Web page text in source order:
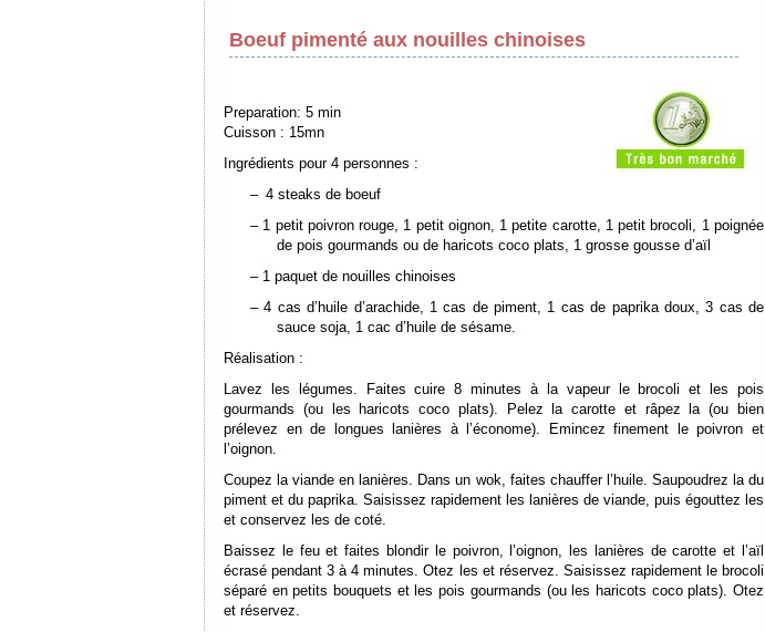
Boeuf pimenté aux nouilles chinoises
Preparation: 5 min
Cuisson : 15mn
Ingrédients pour 4 personnes :
– 4 steaks de boeuf
– 1 petit poivron rouge, 1 petit oignon, 1 petite carotte, 1 petit brocoli, 1 poignée
de pois gourmands ou de haricots coco plats, 1 grosse gousse d’aïl
– 1 paquet de nouilles chinoises
– 4 cas d’huile d’arachide, 1 cas de piment, 1 cas de paprika doux, 3 cas de
sauce soja, 1 cac d’huile de sésame.
Réalisation :
Lavez les légumes. Faites cuire 8 minutes à la vapeur le brocoli et les pois
gourmands (ou les haricots coco plats). Pelez la carotte et râpez la (ou bien
prélevez en de longues lanières à l’économe). Emincez finement le poivron et
l’oignon.
Coupez la viande en lanières. Dans un wok, faites chauffer l’huile. Saupoudrez la du
piment et du paprika. Saisissez rapidement les lanières de viande, puis égouttez les
et conservez les de coté.
Baissez le feu et faites blondir le poivron, l’oignon, les lanières de carotte et l’aïl
écrasé pendant 3 à 4 minutes. Otez les et réservez. Saisissez rapidement le brocoli
séparé en petits bouquets et les pois gourmands (ou les haricots coco plats). Otez
et réservez.